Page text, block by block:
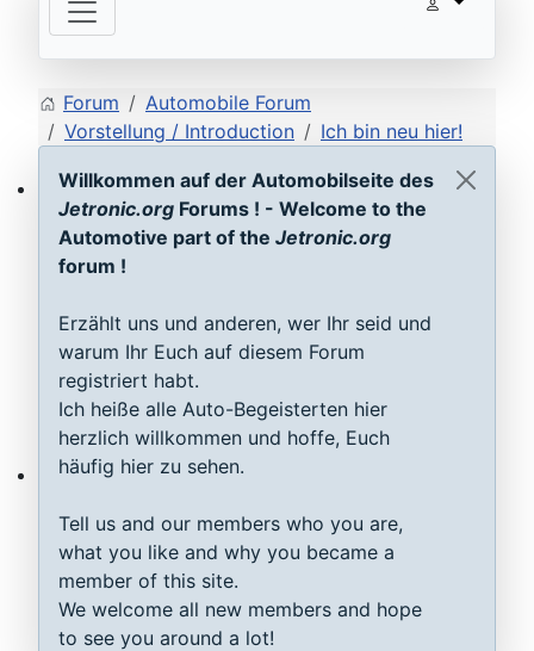
ECU D-Jetronic & KE-Jetronic: Test and tune
Forum
Automobile Forum
Vorstellung / Introduction
Ich bin neu hier!
Willkommen auf der Automobilseite des
Jetronic.org Forums ! - Welcome to the
Automotive part of the Jetronic.org
forum !
Erzählt uns und anderen, wer Ihr seid und
warum Ihr Euch auf diesem Forum
registriert habt.
Ich heiße alle Auto-Begeisterten hier
herzlich willkommen und hoffe, Euch
häufig hier zu sehen.
Tell us and our members who you are,
what you like and why you became a
member of this site.
We welcome all new members and hope
to see you around a lot!